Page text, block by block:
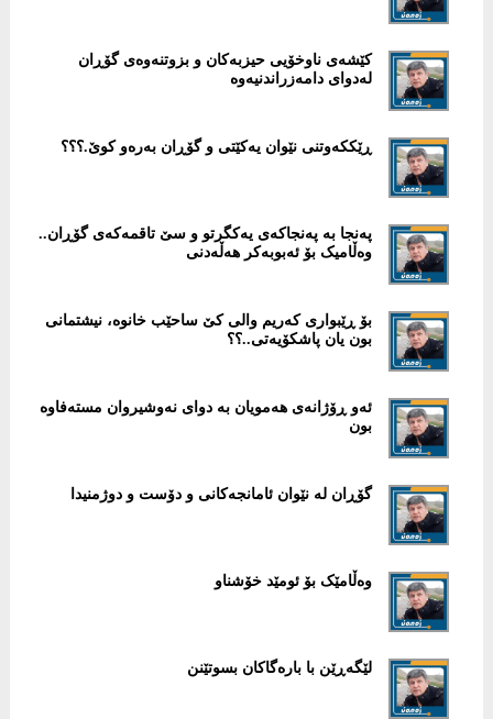
کێشەی ناوخۆیی حیزبەکان و بزوتنەوەی گۆڕان
لەدوای دامەزراندنیەوە
ڕێککەوتنی نێوان یەکێتی و گۆڕان بەرەو کوێ.؟؟؟
پەنجا بە پەنجاکەی یەکگرتو و سێ تاقمەکەی گۆڕان..
وەڵامیک بۆ ئەبوبەکر هەڵەدنی
بۆ ڕێبواری کەریم والی کێ ساحێب خانوە، نیشتمانی
بون یان پاشکۆیەتی..؟؟
ئەو ڕۆژانەی هەمویان بە دوای نەوشیروان مستەفاوە
بون
گۆڕان لە نێوان ئامانجەکانی و دۆست و دوژمنیدا
وەڵامێک بۆ ئومێد خۆشناو
لێگەڕێن با بارەگاکان بسوتێنن